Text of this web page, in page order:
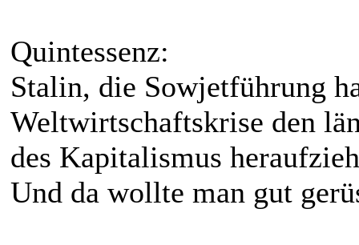
Quintessenz:
Stalin, die Sowjetführung
Weltwirtschaftskrise den
des Kapitalismus
Und da wollte man gut